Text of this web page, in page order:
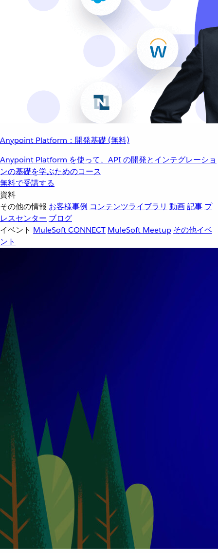
Anypoint Platform：開発基礎 (無料)
Anypoint Platform を使って、API の開発とインテグレーショ
ンの基礎を学ぶためのコース
無料で受講する
資料
その他の情報 お客様事例 コンテンツライブラリ 動画記事 プ
レスセンター ブログ
イベント MuleSoft CONNECT MuleSoft Meetup その他イベ
ント